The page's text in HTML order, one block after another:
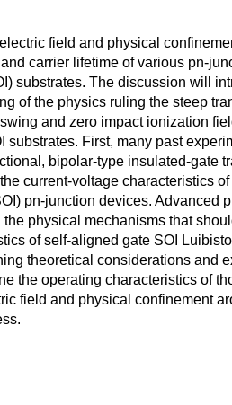
field and physical
carrier lifetime of various pn-
substrates. The discussion will
of the physics ruling the steep
and zero impact ionization
substrates. First, many past
bipolar-type insulated-gate
current-voltage characteristics
pn-junction devices. Advanced
physical mechanisms that
of self-aligned gate SOI
theoretical considerations and
the operating characteristics of
field and physical confinement